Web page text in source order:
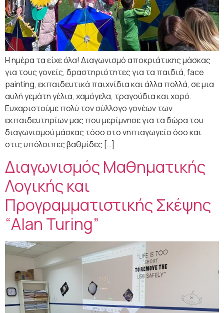
Η ημέρα τα είχε όλα! Διαγωνισμό αποκριάτικης μάσκας
για τους γονείς, δραστηριότητες για τα παιδιά, face
painting, εκπαιδευτικά παιχνίδια και άλλα πολλά, σε μια
αυλή γεμάτη γέλια, χαμόγελα, τραγούδια και χορό.
Ευχαριστούμε πολύ τον σύλλογο γονέων των
εκπαιδευτηρίων μας που μερίμνησε για τα δώρα του
διαγωνισμού μάσκας τόσο στο νηπιαγωγείο όσο και
στις υπόλοιπες βαθμίδες […]
Διαγωνισμός Μαθηματικής
Λογικής και
Προγραμματιστικής Σκέψης
“Alan Turing”